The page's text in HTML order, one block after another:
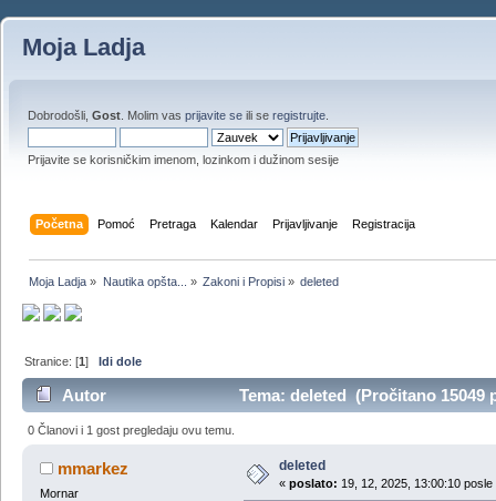
Moja Ladja
Dobrodošli, Gost . Molim vas prijavite se ili se registrujte
Prijavite se korisničkim imenom, lozinkom i dužinom sesije
Početna Pomoć Pretraga Kalendar Prijavljivanje Registracija
Moja Ladja » Nautika opšta... » Zakoni i Propisi» deleted
Stranice: [1]Idi dole
Autor Tema: deleted (Pročitano 15049
0 Članovi i 1 gost pregledaju ovu temu.
mmarkez
Mornar
deleted
« poslato: 19, 12, 2025, 13:00:10 posle